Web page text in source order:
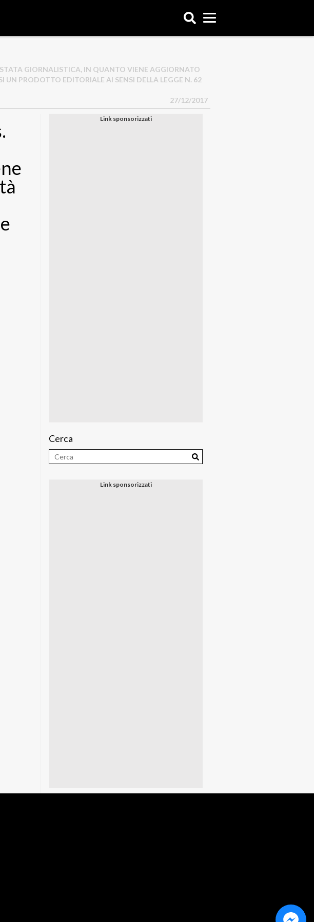
GIORNALISTICA, IN QUANTO VIENE AGGIORNATO
PRODOTTO EDITORIALE AI SENSI DELLA LEGGE N. 62
27/12/2017
Cerca